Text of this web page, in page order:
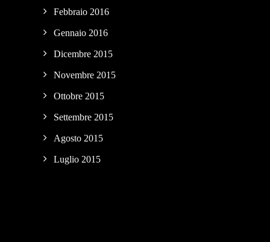
Febbraio 2016
Gennaio 2016
Dicembre 2015
Novembre 2015
Ottobre 2015
Settembre 2015
Agosto 2015
Luglio 2015